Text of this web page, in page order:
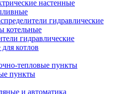
настенные
гидравлические
котельные
гидравлические
котлов
тепловые пункты
пункты
и автоматика